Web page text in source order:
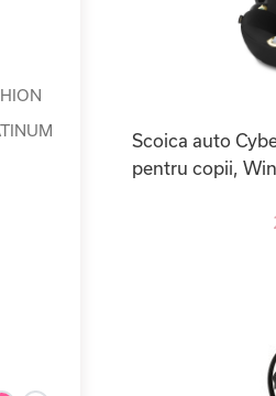
Scoica auto
pentru copii,